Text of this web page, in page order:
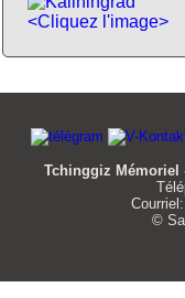
<Cliquez l'image>
Tchinggiz Mémoriel
Courriel:
©